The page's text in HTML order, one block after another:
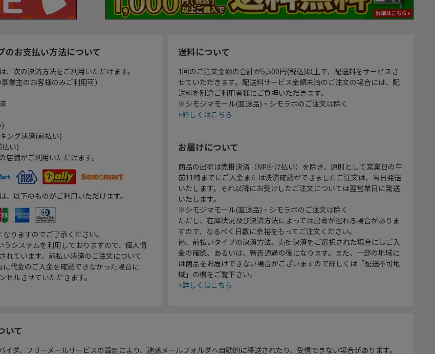
のお支払い方法について
、次の決済方法をご利用いただけます。
業主のお客様のみご利用可)
ング決済(前払い)
払い)
店舗がご利用いただけます。
、以下のものがご利用いただけます。
りますのでご了承ください。
うシステムを利用しておりますので、個人情
れています。前払い決済のご注文について
に代金のご入金を確認できなかった場合に
セルさせていただきます。
送料について
1回のご注文金額の合計が5,500円(税込)以上で、配送料をサービスさ
せていただきます。配送料サービス金額未満のご注文の場合には、配
送料を別途ご利用者様にご負担いただきます。
※シモジマモール(直送品)・シモラボのご注文は除く
>詳しくはこちら
お届けについて
商品の出荷は売掛決済（NP掛け払い）を除き、原則として営業日の午
前11時までにご入金または決済確認ができましたご注文は、当日発送
いたします。それ以降にお受けしたご注文については翌営業日に発送
いたします。
※シモジマモール(直送品)・シモラボのご注文は除く
ただし、在庫状況及び決済方法によっては出荷が遅れる場合がありま
すので、なるべく日数に余裕をもってご注文ください。
尚、前払いタイプの決済方法、売掛決済をご選択された場合にはご入
金の確認、あるいは、審査通過の後になります。また、一部の地域に
は商品をお届けできない場合がございますので詳しくは「配送不可地
域」の欄をご覧下さい。
>詳しくはこちら
いて
イダ、フリーメールサービスの設定により、迷惑メールフォルダへ自動的に移送されたり、受信できない場合があります。